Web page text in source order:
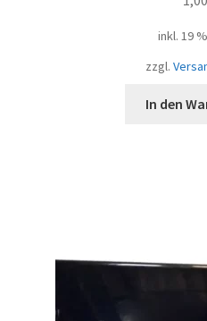
inkl. 19
zzgl.
In den